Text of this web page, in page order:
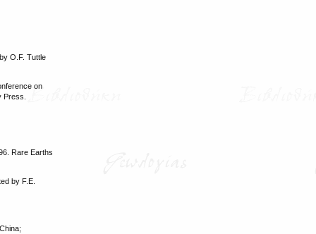
O.F. Tuttle
on
Press.
Rare Earths
by F.E.